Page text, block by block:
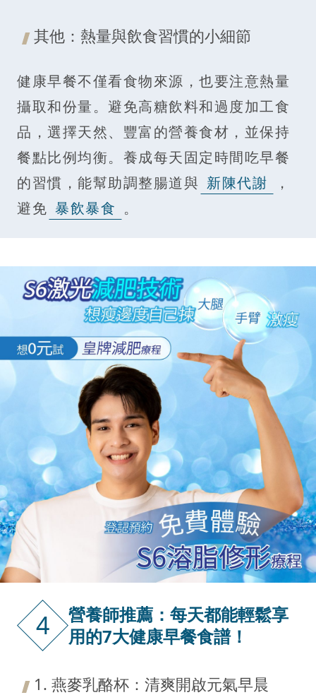
其他：熱量與飲食習慣的小細節
健康早餐不僅看食物來源，也要注意熱量
攝取和份量。避免高糖飲料和過度加工食
品，選擇天然、豐富的營養食材，並保持
餐點比例均衡。養成每天固定時間吃早餐
的習慣，能幫助調整腸道與 新陳代謝
，
避免 暴飲暴食 。
4
營養師推薦：每天都能輕鬆享
用的7大健康早餐食譜！
1. 燕麥乳酪杯：清爽開啟元氣早晨